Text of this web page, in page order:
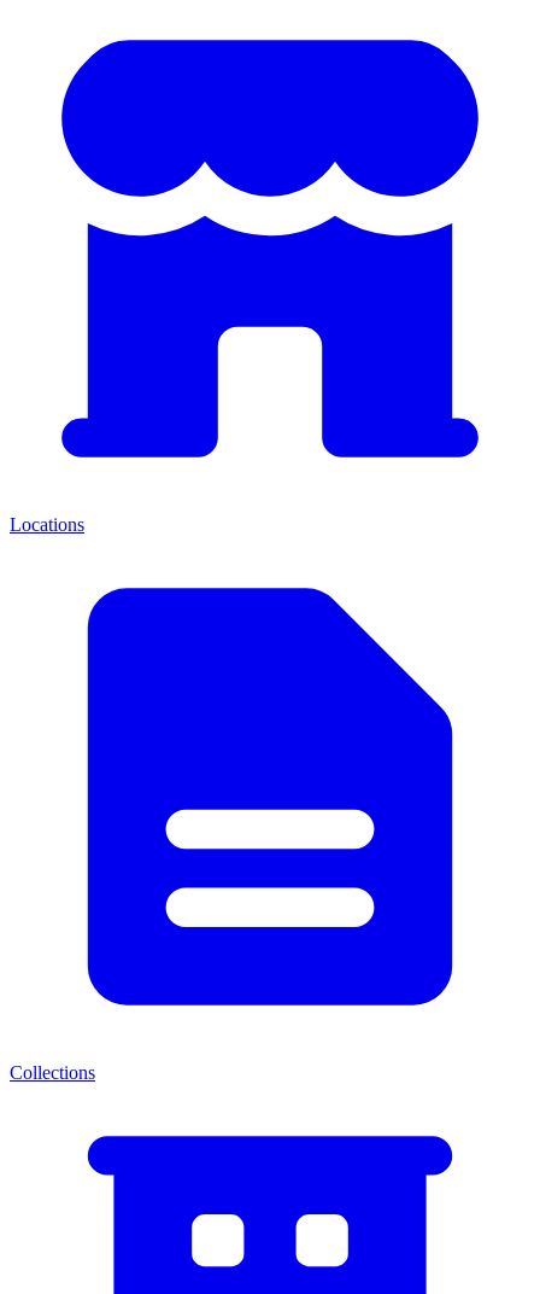
Locations
Collections